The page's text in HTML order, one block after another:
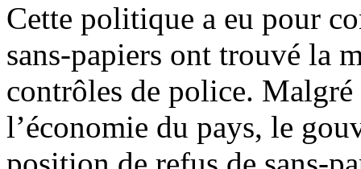
Cette politique a eu pour
sans-papiers ont trouvé la
contrôles de police.
l’économie du pays, le